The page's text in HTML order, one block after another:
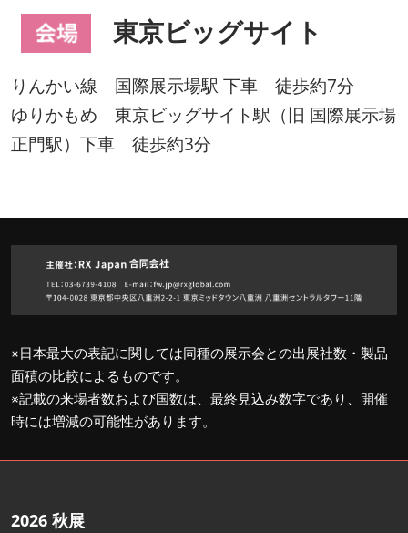
東京ビッグサイト
りんかい線 国際展示場駅 下車 徒歩約7分
ゆりかもめ 東京ビッグサイト駅（旧 国際展示場
正門駅）下車 徒歩約3分
※日本最大の表記に関しては同種の展示会との出展社数・製品
面積の比較によるものです。
※記載の来場者数および国数は、最終見込み数字であり、開催
時には増減の可能性があります。
2026 秋展